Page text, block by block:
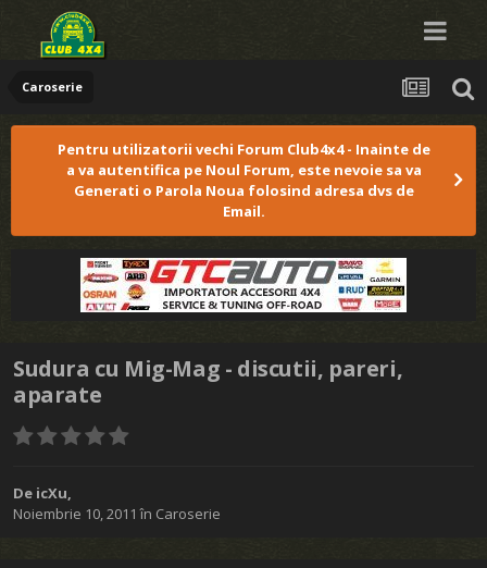
Caroserie
Pentru utilizatorii vechi Forum Club4x4 - Inainte de
a va autentifica pe Noul Forum, este nevoie sa va
Generati o Parola Noua folosind adresa dvs de
Email.
Sudura cu Mig-Mag - discutii, pareri,
aparate
De icXu,
Noiembrie 10, 2011 în Caroserie